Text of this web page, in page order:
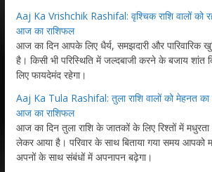
Aaj Ka Vrishchik Rashifal: वृश्चिक राशि वालों को
आज का राशिफल
आज का दिन आपके लिए धैर्य, समझदारी और पारिवारिक
है। किसी भी परिस्थिति में जल्दबाजी करने के बजाय शांत
लिए फायदेमंद रहेगा।
Aaj Ka Tula Rashifal: तुला राशि वालों को मेहनत का
आज का राशिफल
आज का दिन तुला राशि के जातकों के लिए रिश्तों में
लेकर आया है। परिवार के साथ बिताया गया समय आपको
अपनों के साथ संबंधों में अपनापन बढ़ेगा।